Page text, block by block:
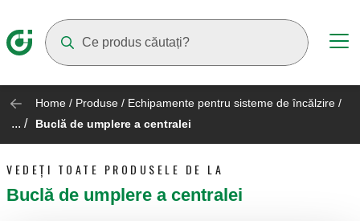
Home / Produse / Echipamente pentru sisteme de încălzire /
... / Buclă de umplere a centralei
VEDEȚI TOATE PRODUSELE DE LA
Buclă de umplere a centralei